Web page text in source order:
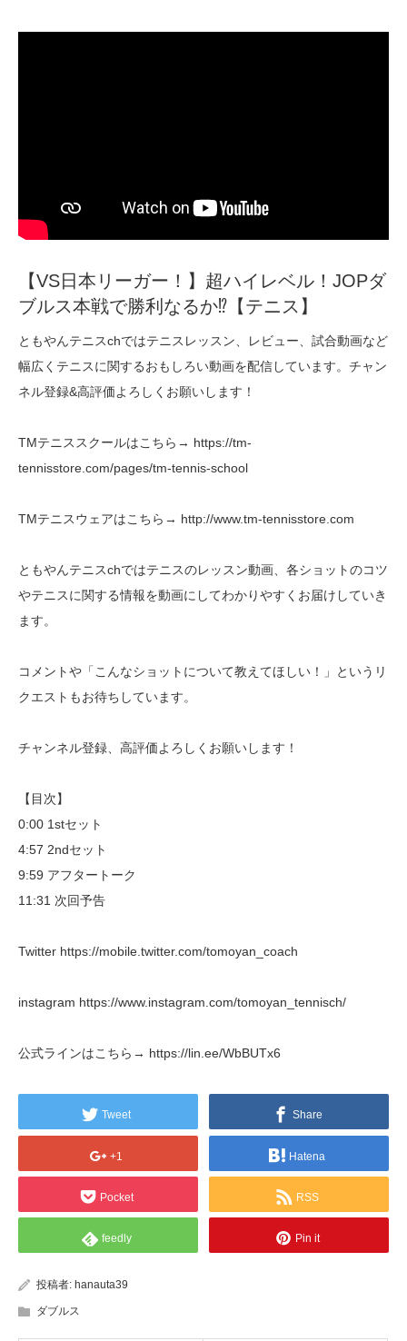
【VS日本リーガー！】超ハイレベル！JOPダ
ブルス本戦で勝利なるか⁉︎【テニス】
ともやんテニスchではテニスレッスン、レビュー、試合動画など
幅広くテニスに関するおもしろい動画を配信しています。チャン
ネル登録&高評価よろしくお願いします！
TMテニススクールはこちら→ https://tm-
tennisstore.com/pages/tm-tennis-school
TMテニスウェアはこちら→ http://www.tm-tennisstore.com
ともやんテニスchではテニスのレッスン動画、各ショットのコツ
やテニスに関する情報を動画にしてわかりやすくお届けしていき
ます。
コメントや「こんなショットについて教えてほしい！」というリ
クエストもお待ちしています。
チャンネル登録、高評価よろしくお願いします！
【目次】
0:00 1stセット
4:57 2ndセット
9:59 アフタートーク
11:31 次回予告
Twitter https://mobile.twitter.com/tomoyan_coach
instagram https://www.instagram.com/tomoyan_tennisch/
公式ラインはこちら→ https://lin.ee/WbBUTx6
Tweet Share
+1 Hatena
Pocket RSS
feedly Pin it
投稿者: hanauta39
ダブルス